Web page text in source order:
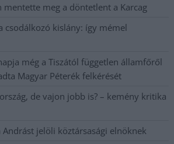
mentette meg a döntetlent a Karcag
csodálkozó kislány: így mémel
még a Tiszától független államfőről
Magyar Péterék felkérését
de vajon jobb is? – kemény kritika
Andrást jelöli köztársasági elnöknek